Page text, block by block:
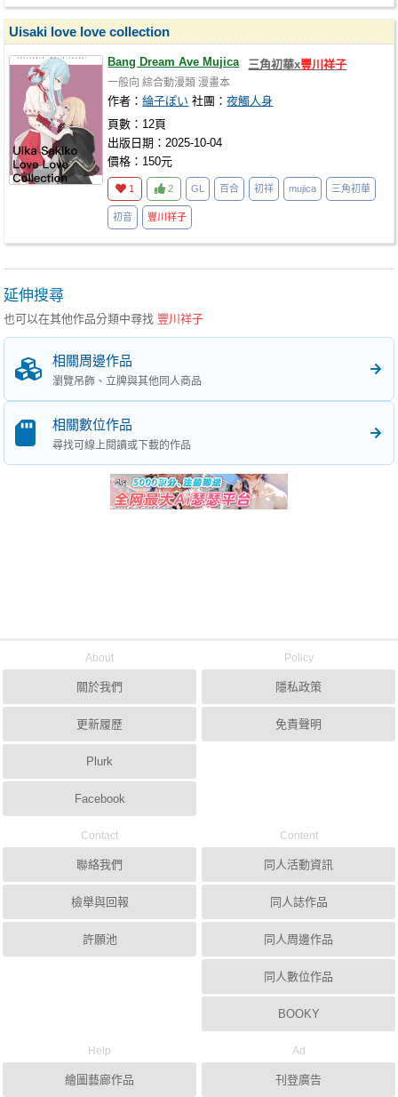
Uisaki love love collection
Bang Dream Ave Mujica 三角初華x豐川祥子
一般向 綜合動漫類 漫畫本
作者：綸子ぽい 社團：夜觸人身
頁數：12頁
出版日期：2025-10-04
價格：150元
1 2 GL 百合 初祥 mujica 三角初華
初音 豐川祥子
延伸搜尋
也可以在其他作品分類中尋找 豐川祥子
相關周邊作品
瀏覽吊飾、立牌與其他同人商品
相關數位作品
尋找可線上閱讀或下載的作品
About
關於我們
更新履歷
Plurk
Facebook
Policy
隱私政策
免責聲明
Contact
聯絡我們
檢舉與回報
許願池
Content
同人活動資訊
同人誌作品
同人周邊作品
同人數位作品
BOOKY
Help
繪圖藝廊作品
Ad
刊登廣告